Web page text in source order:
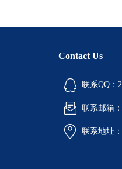
Contact Us
联系QQ：
联系邮箱
联系地址